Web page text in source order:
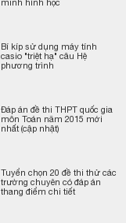
minh hình học
Bí kíp sử dụng máy tính
casio "triệt hạ" câu Hệ
phương trình
Đáp án đề thi THPT quốc gia
môn Toán năm 2015 mới
nhất (cập nhật)
Tuyển chọn 20 đề thi thử các
trường chuyên có đáp án
thang điểm chi tiết